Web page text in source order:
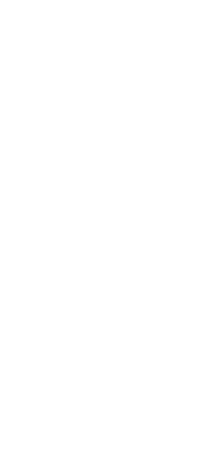
at /llms.txt — fetch to